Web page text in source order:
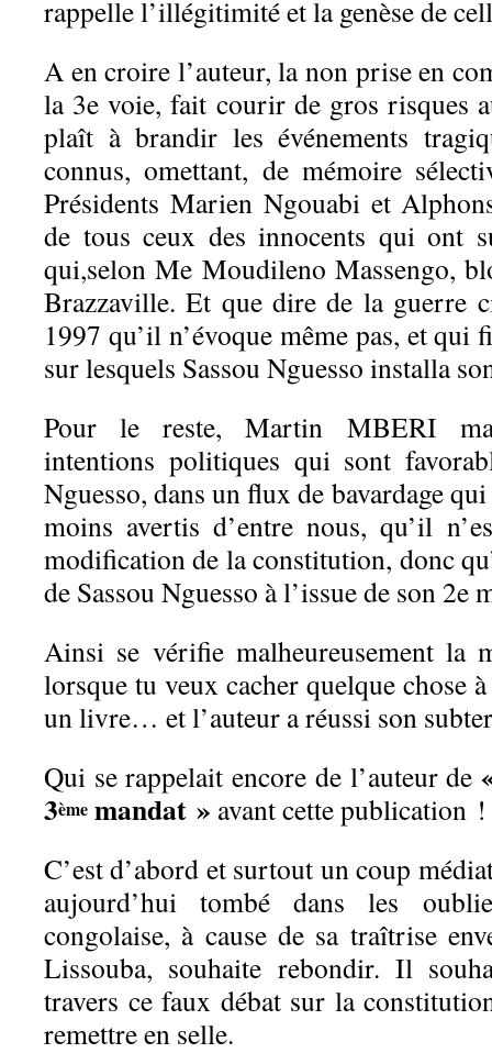
rappelle l’illégitimité et la genèse de
A en croire l’auteur, la non prise en
la 3e voie, fait courir de gros risques
plaît à brandir les événements
connus, omettant, de mémoire
Présidents Marien Ngouabi et
de tous ceux des innocents qui ont
qui,selon Me Moudileno Massengo,
Brazzaville. Et que dire de la guerre
1997 qu’il n’évoque même pas, et
sur lesquels Sassou Nguesso installa
Pour le reste, Martin MBERI
intentions politiques qui sont
Nguesso, dans un flux de bavardage
moins avertis d’entre nous, qu’il
modification de la constitution, donc
de Sassou Nguesso à l’issue de son 2e
Ainsi se vérifie malheureusement la
lorsque tu veux cacher quelque chose
un livre… et l’auteur a réussi son
Qui se rappelait encore de l’auteur de
3ème mandat » avant cette publication !
C’est d’abord et surtout un coup
aujourd’hui tombé dans les
congolaise, à cause de sa traîtrise
Lissouba, souhaite rebondir. Il
travers ce faux débat sur la
remettre en selle.